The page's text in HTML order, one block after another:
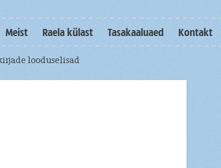
Meist Raela külast Tasakaaluaed Kontakt
looduselisad